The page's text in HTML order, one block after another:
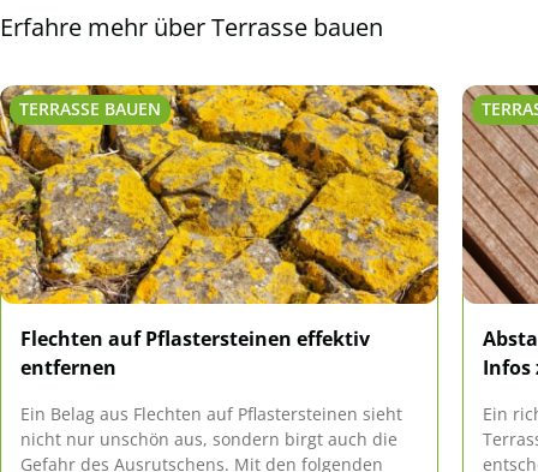
Erfahre mehr über Terrasse bauen
TERRASSE BAUEN
Flechten auf Pflastersteinen effektiv
entfernen
Ein Belag aus Flechten auf Pflastersteinen sieht
nicht nur unschön aus, sondern birgt auch die
Gefahr des Ausrutschens. Mit den folgenden
Infos
Ein